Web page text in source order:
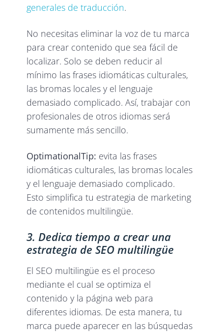
generales de traducción.
No necesitas eliminar la voz de tu marca
para crear contenido que sea fácil de
localizar. Solo se deben reducir al
mínimo las frases idiomáticas culturales,
las bromas locales y el lenguaje
demasiado complicado. Así, trabajar con
profesionales de otros idiomas será
sumamente más sencillo.
OptimationalTip: evita las frases
idiomáticas culturales, las bromas locales
y el lenguaje demasiado complicado.
Esto simplifica tu estrategia de marketing
de contenidos multilingüe.
3. Dedica tiempo a crear una
estrategia de SEO multilingüe
El SEO multilingüe es el proceso
mediante el cual se optimiza el
contenido y la página web para
diferentes idiomas. De esta manera, tu
marca puede aparecer en las búsquedas